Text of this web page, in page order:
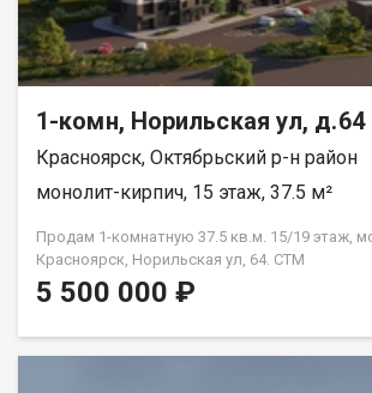
1-комн, Норильская ул, д.64
Красноярск, Октябрьский р-н район
монолит-кирпич, 15 этаж, 37.5 м²
Продам 1-комнатную 37.5 кв.м. 15/19 этаж,
Красноярск, Норильская ул, 64. СТМ
5 500 000 ₽